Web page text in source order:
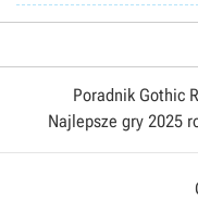
Poradnik Gothic
Najlepsze gry 2025